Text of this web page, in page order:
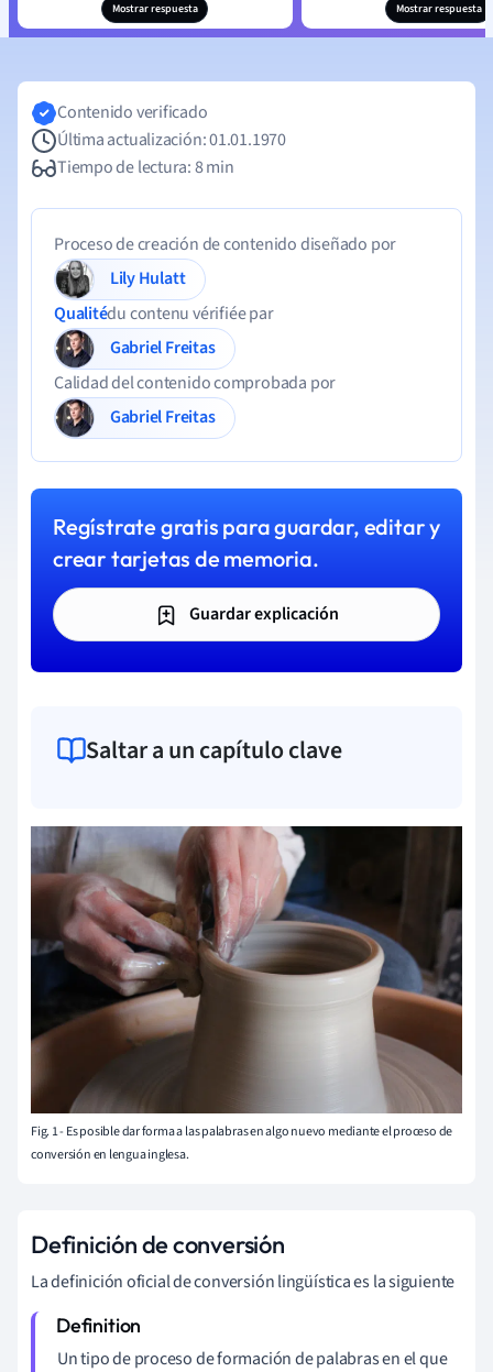
Mostrar respuesta Mostrar respuesta
Contenido verificado
Última actualización: 01.01.1970
Tiempo de lectura: 8 min
Proceso de creación de contenido diseñado por
Lily Hulatt
Qualitédu contenu vérifiée par
Gabriel Freitas
Calidad del contenido comprobada por
Gabriel Freitas
Regístrate gratis para guardar, editar y
crear tarjetas de memoria.
Guardar explicación
Saltar a un capítulo clave
Fig. 1 - Es posible dar forma a las palabras en algo nuevo mediante el proceso de
conversión en lengua inglesa.
Definición de conversión
La definición oficial de conversión lingüística es la siguiente
Un tipo de proceso de formación de palabras en el que